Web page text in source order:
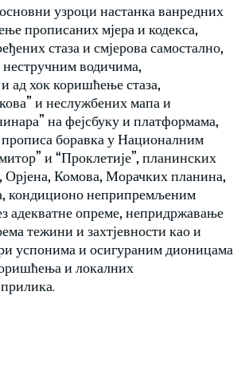
узроци настанка ванредних
прописаних мјера и кодекса,
стаза и смјерова самостално,
водичима,
ад хок коришћење стаза,
и неслужбених мапа и
на фејсбуку и платформама,
боравка у Националним
и “Проклетије”, планинских
Орјена, Комова, Морачких планина,
кондиционо неприпремљеним
адекватне опреме, непридржавање
тежини и захтјевности као и
успонима и осигураним дионицама
и локалних